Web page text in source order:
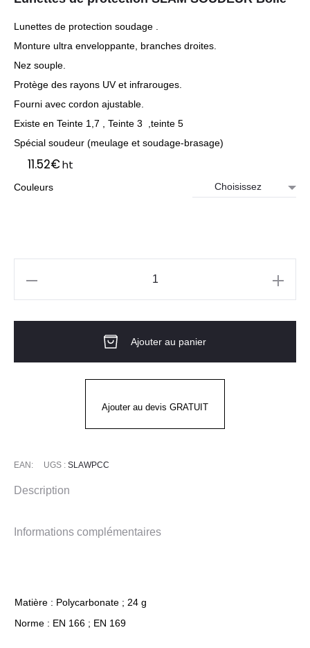
Lunettes de protection soudage .
Monture ultra enveloppante, branches droites.
Nez souple.
Protège des rayons UV et infrarouges.
Fourni avec cordon ajustable.
Existe en Teinte 1,7 , Teinte 3 ,teinte 5
Spécial soudeur (meulage et soudage-brasage)
11.52€ht
Couleurs
Ajouter au panier
Ajouter au devis GRATUIT
EAN: UGS : SLAWPCC
Description
Informations complémentaires
Matière : Polycarbonate ; 24 g
Norme : EN 166 ; EN 169